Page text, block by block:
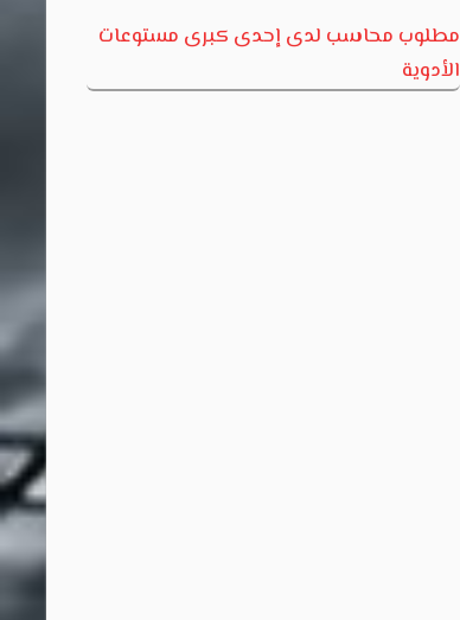
مطلوب محاسب لدى إحدى كبرى مستوعات
الأدوية